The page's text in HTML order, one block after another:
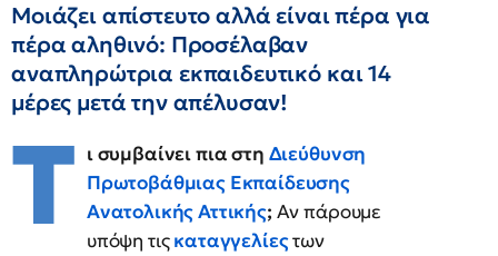
Μοιάζει απίστευτο αλλά είναι πέρα για
πέρα αληθινό: Προσέλαβαν
αναπληρώτρια εκπαιδευτικό και 14
μέρες μετά την απέλυσαν!
Τ ι συμβαίνει πια στη Διεύθυνση
Πρωτοβάθμιας Εκπαίδευσης
Ανατολικής Αττικής; Αν πάρουμε
υπόψη τιςκαταγγελίεςτων